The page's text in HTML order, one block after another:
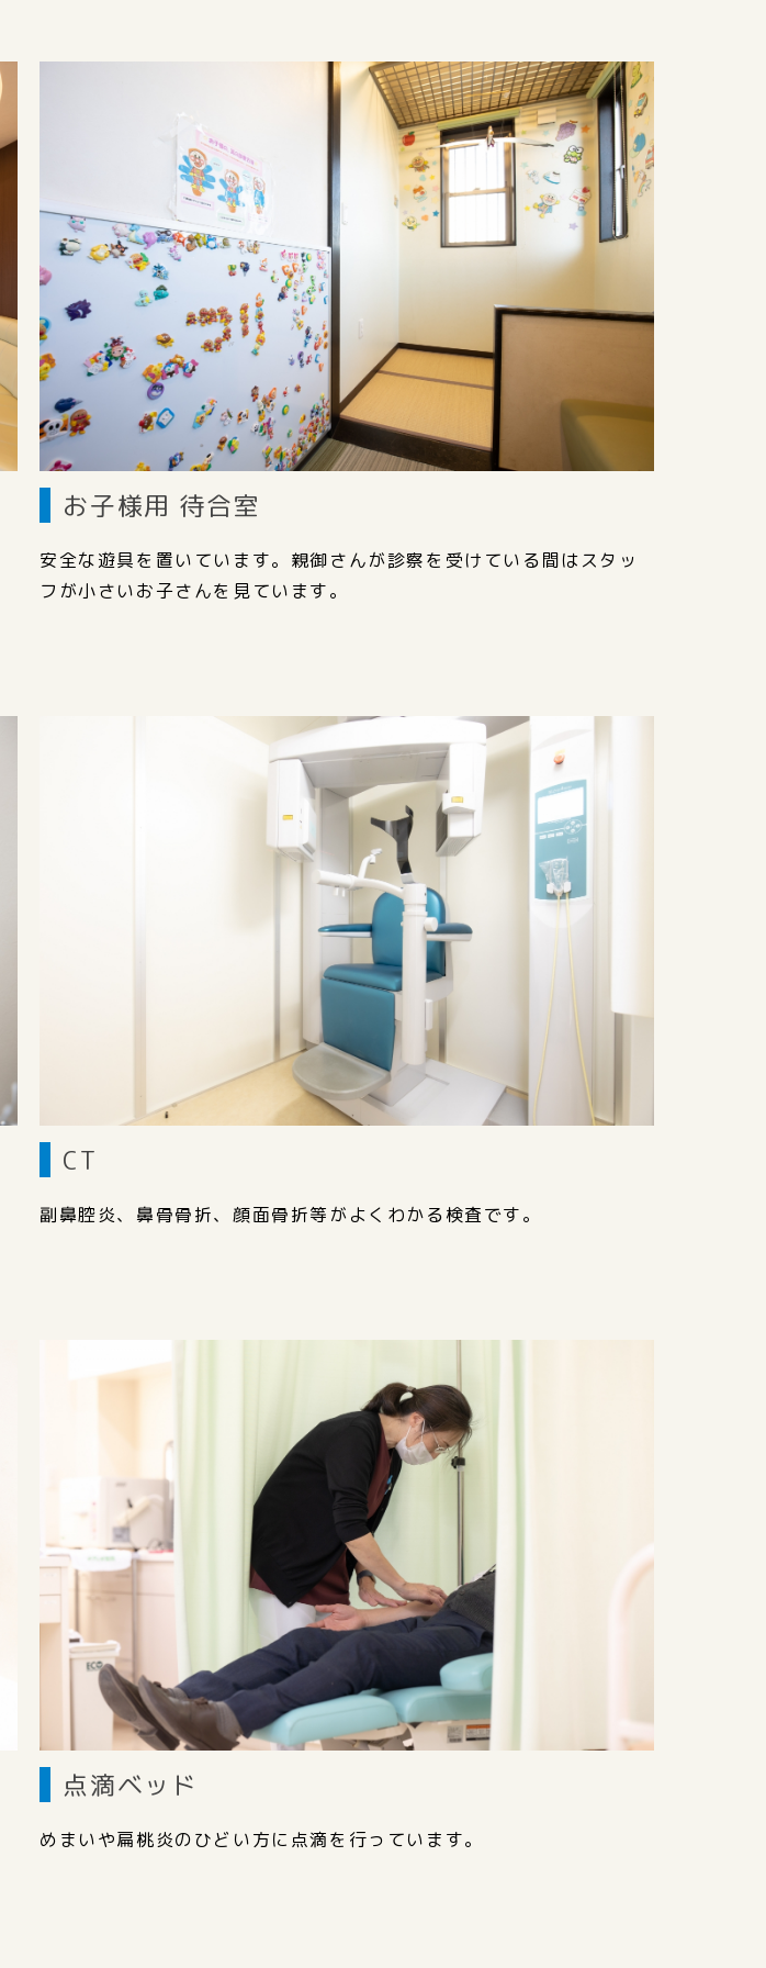
お子様用 待合室
安全な遊具を置いています。親御さんが診察を受けている間はスタッ
フが小さいお子さんを見ています。
CT
副鼻腔炎、鼻骨骨折、顔面骨折等がよくわかる検査です。
点滴ベッド
めまいや扁桃炎のひどい方に点滴を行っています。